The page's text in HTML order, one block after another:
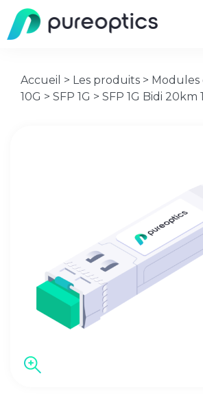
Accueil > Les produits > Modules
10G > SFP 1G > SFP 1G Bidi 20km